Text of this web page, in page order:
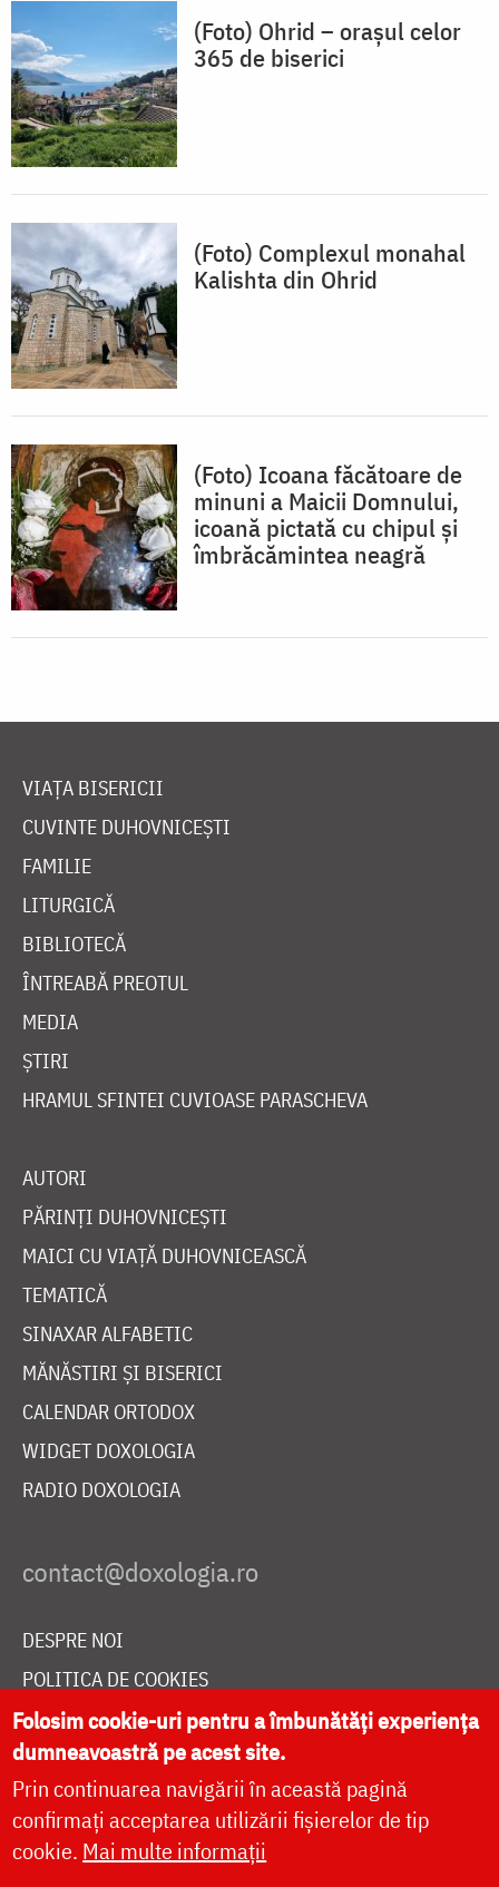
(Foto) Ohrid – orașul celor
365 de biserici
(Foto) Complexul monahal
Kalishta din Ohrid
(Foto) Icoana făcătoare de
minuni a Maicii Domnului,
icoană pictată cu chipul și
îmbrăcămintea neagră
VIAȚA BISERICII
CUVINTE DUHOVNICEȘTI
FAMILIE
LITURGICĂ
BIBLIOTECĂ
ÎNTREABĂ PREOTUL
MEDIA
ȘTIRI
HRAMUL SFINTEI CUVIOASE PARASCHEVA
AUTORI
PĂRINȚI DUHOVNICEȘTI
MAICI CU VIAȚĂ DUHOVNICEASCĂ
TEMATICĂ
SINAXAR ALFABETIC
MĂNĂSTIRI ȘI BISERICI
CALENDAR ORTODOX
WIDGET DOXOLOGIA
RADIO DOXOLOGIA
DESPRE NOI
POLITICA DE COOKIES
DONEAZĂ ONLINE PENTRU CATEDRALA NAȚIONALĂ
LIVE
Folosim cookie-uri pentru a îmbunătăți experiența
dumneavoastră pe acest site.
Prin continuarea navigării în această pagină
confirmați acceptarea utilizării fișierelor de tip
cookie. Mai multe informații